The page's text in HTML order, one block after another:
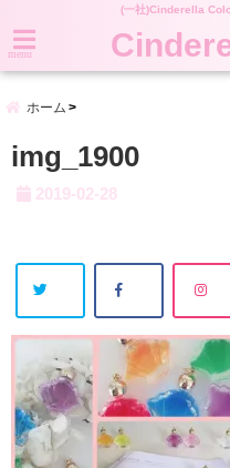
(一社)Cinderella
menu
ホーム
img_1900
2019-02-28